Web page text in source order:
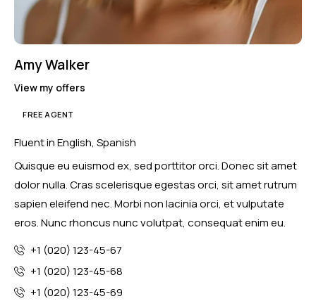
Amy Walker
View my offers
FREE AGENT
Fluent in English, Spanish
Quisque eu euismod ex, sed porttitor orci. Donec sit amet
dolor nulla. Cras scelerisque egestas orci, sit amet rutrum
sapien eleifend nec. Morbi non lacinia orci, et vulputate
eros. Nunc rhoncus nunc volutpat, consequat enim eu.
+1 (020) 123-45-67
+1 (020) 123-45-68
+1 (020) 123-45-69